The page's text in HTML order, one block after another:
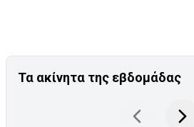
Τα ακίνητα της εβδομάδας